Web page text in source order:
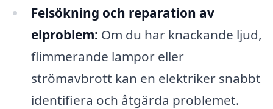
Felsökning och reparation av
elproblem: Om du har knackande ljud,
flimmerande lampor eller
strömavbrott kan en elektriker snabbt
identifiera och åtgärda problemet.